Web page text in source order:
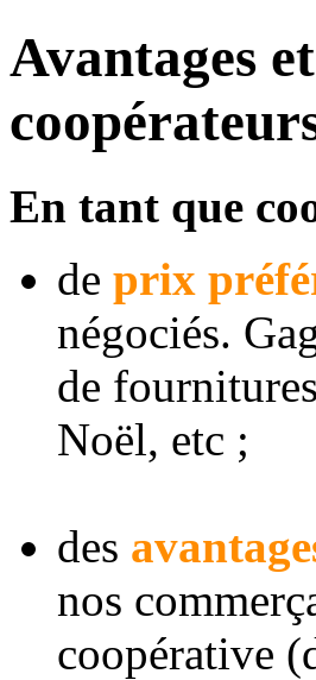
Avantages
En tant que
de prix
négociés.
de
Noël, etc ;
des
nos
coopérative